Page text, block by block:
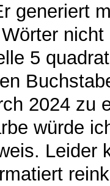
generiert
5
2024 zu
würde
Leider